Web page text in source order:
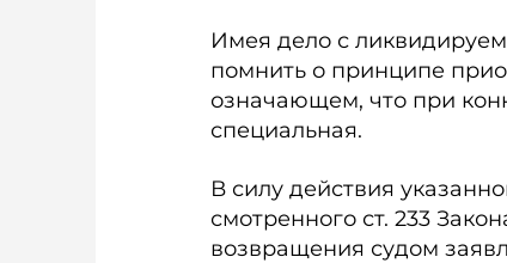
Имея дело с
помнить о принципе
означающем, что при
специальная.
В силу действия
смотренного ст. 233
возвращения судом